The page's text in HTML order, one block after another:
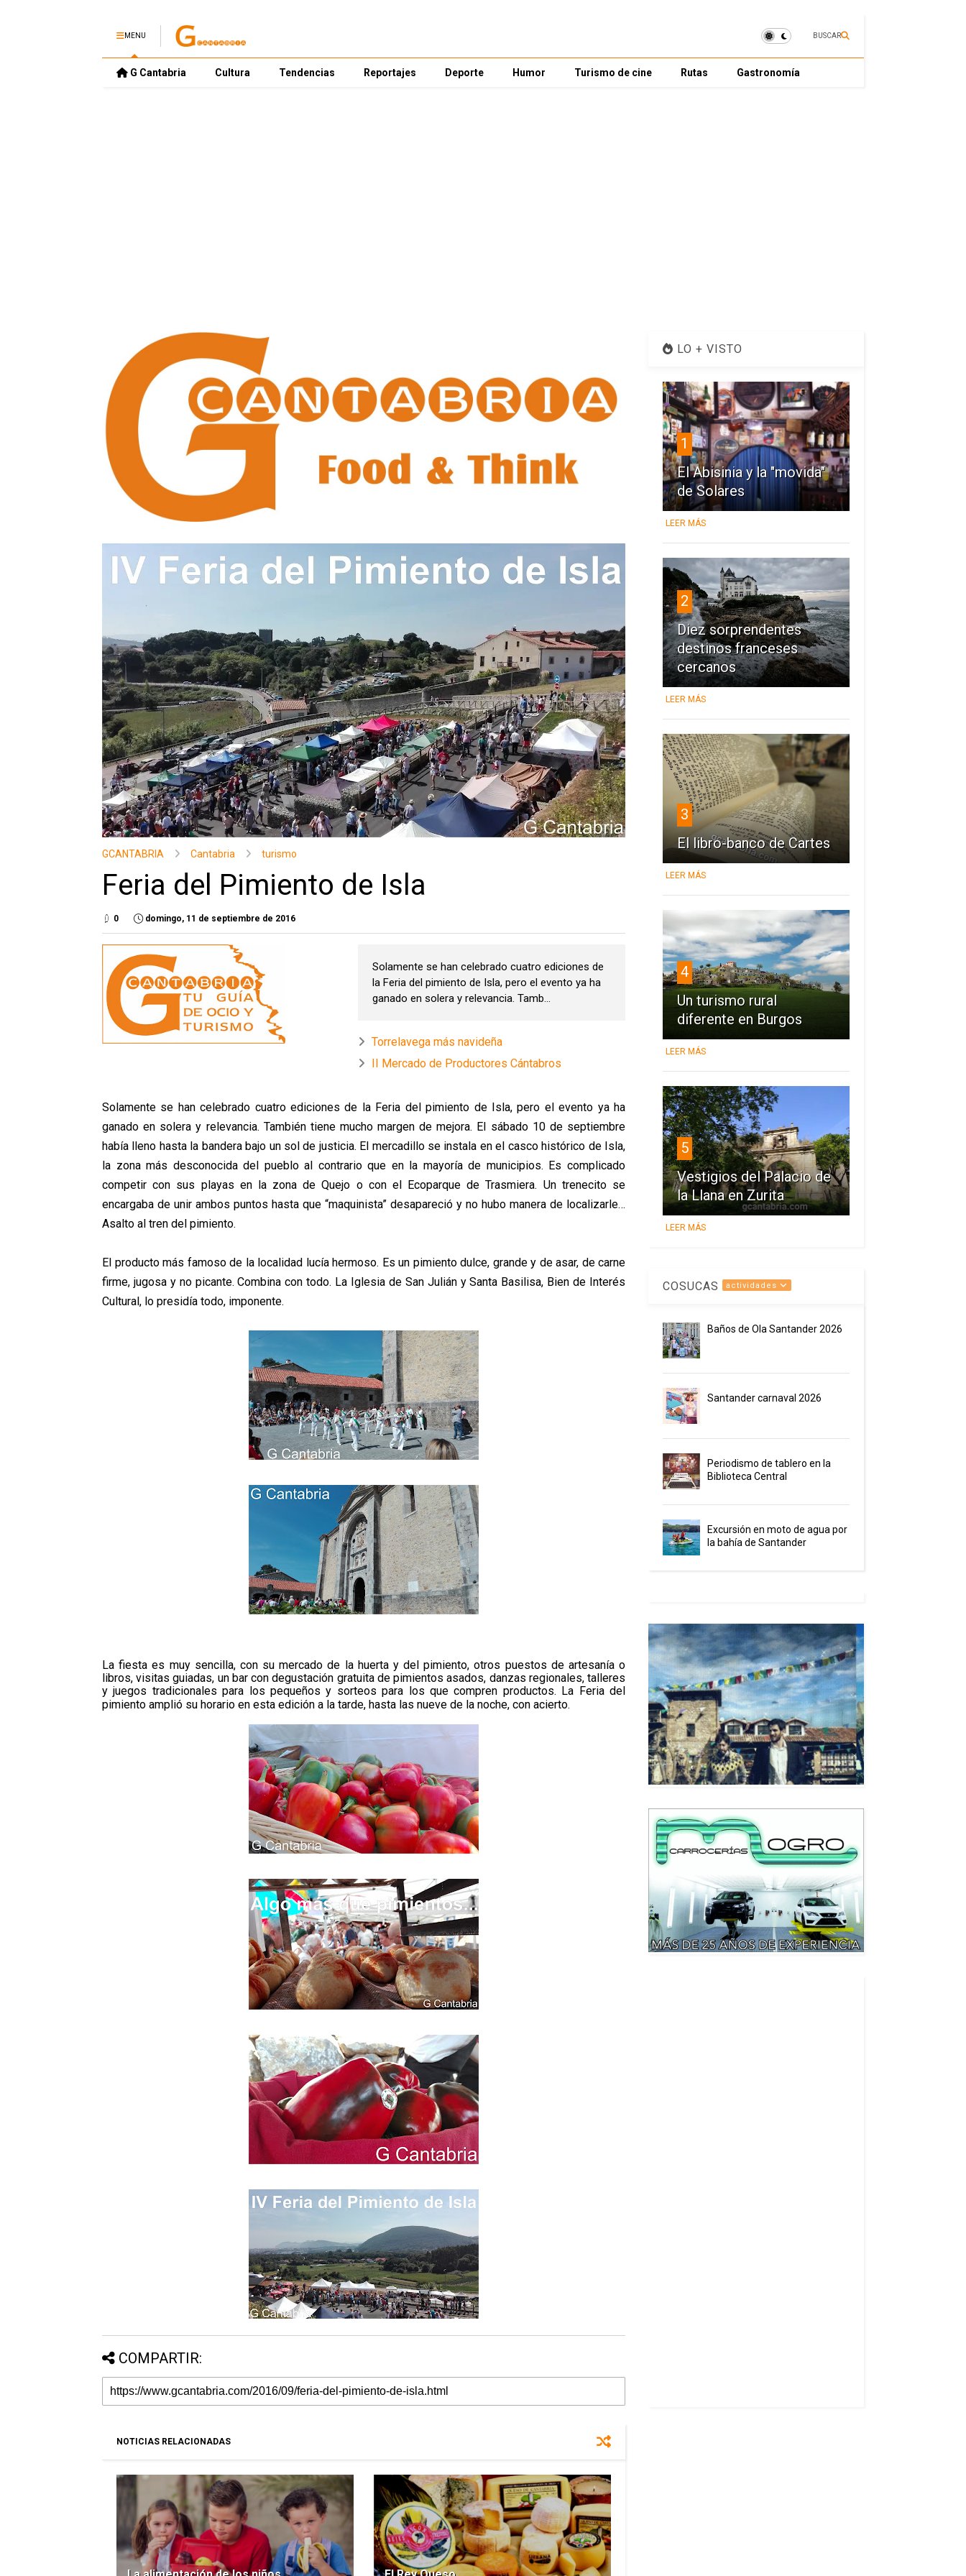
MENU BUSCAR
G Cantabria Cultura Tendencias Reportajes Deporte Humor Turismo de cine Rutas Gastronomía
GCANTABRIA Cantabria turismo
Feria del Pimiento de Isla
0 domingo, 11 de septiembre de 2016
Solamente se han celebrado cuatro ediciones de
la Feria del pimiento de Isla, pero el evento ya ha
ganado en solera y relevancia. Tamb...
Torrelavega más navideña
II Mercado de Productores Cántabros
Solamente se han celebrado cuatro ediciones de la Feria del pimiento de Isla, pero el evento ya ha
ganado en solera y relevancia. También tiene mucho margen de mejora. El sábado 10 de septiembre
había lleno hasta la bandera bajo un sol de justicia. El mercadillo se instala en el casco histórico de Isla,
la zona más desconocida del pueblo al contrario que en la mayoría de municipios. Es complicado
competir con sus playas en la zona de Quejo o con el Ecoparque de Trasmiera. Un trenecito se
encargaba de unir ambos puntos hasta que “maquinista” desapareció y no hubo manera de localizarle…
Asalto al tren del pimiento.
El producto más famoso de la localidad lucía hermoso. Es un pimiento dulce, grande y de asar, de carne
firme, jugosa y no picante. Combina con todo. La Iglesia de San Julián y Santa Basilisa, Bien de Interés
Cultural, lo presidía todo, imponente.
La fiesta es muy sencilla, con su mercado de la huerta y del pimiento, otros puestos de artesanía o
libros, visitas guiadas, un bar con degustación gratuita de pimientos asados, danzas regionales, talleres
y juegos tradicionales para los pequeños y sorteos para los que compren productos. La Feria del
pimiento amplió su horario en esta edición a la tarde, hasta las nueve de la noche, con acierto.
COMPARTIR:
NOTICIAS RELACIONADAS
LO + VISTO
1
El Abisinia y la "movida"
de Solares
LEER MÁS
2
Diez sorprendentes
destinos franceses
cercanos
LEER MÁS
3
El libro-banco de Cartes
LEER MÁS
4
Un turismo rural
diferente en Burgos
LEER MÁS
5
Vestigios del Palacio de
la Llana en Zurita
LEER MÁS
COSUCAS actividades
Baños de Ola Santander 2026
Santander carnaval 2026
Periodismo de tablero en la
Biblioteca Central
Excursión en moto de agua por
la bahía de Santander